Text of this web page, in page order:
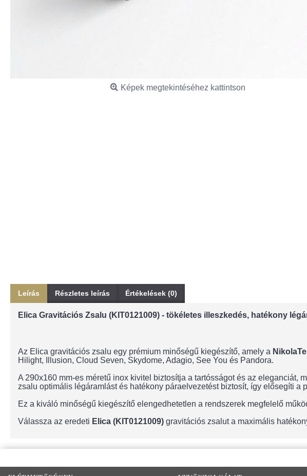
Képek megtekintéséhez kattintson
Leírás Részletes leírás Értékelések (0)
Elica Gravitációs Zsalu (KIT0121009) - tökéletes illeszkedés, hatékony
Az Elica gravitációs zsalu egy prémium minőségű kiegészítő, amely a
Hilight, Illusion, Cloud Seven, Skydome, Adagio, See You és Pandora.
A 290x160 mm-es méretű inox kivitel biztosítja a tartósságot és az eleganciát,
zsalu optimális légáramlást és hatékony páraelvezetést biztosít, így elősegíti a
Ez a kiváló minőségű kiegészítő elengedhetetlen a rendszerek megfelelő
Válassza az eredeti Elica (KIT0121009) gravitációs zsalut a maximális